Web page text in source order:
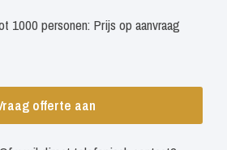
1000 personen: Prijs op aanvraag
offerte aan